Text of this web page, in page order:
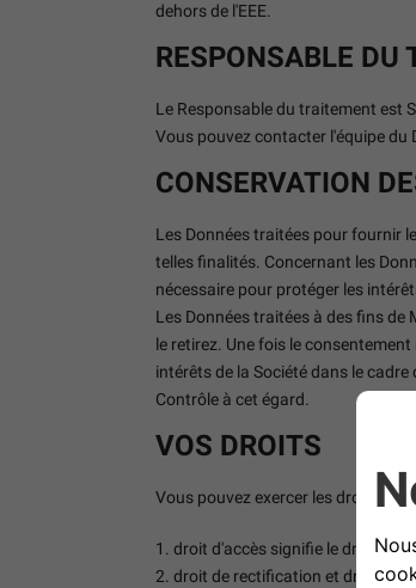
dehors de l'EEE.
RESPONSABLE DU
Le Responsable du traitement est
Vous pouvez contacter l'équipe du
CONSERVATION
Les Données traitées pour fournir
telles finalités. Concernant les
nécessaire pour protéger les
Les Données traitées à des fins
le retirez. Une fois le
intérêts de la Société dans le
Contrôle à cet égard.
VOS DROITS
Vous pouvez exercer les droits
1. droit d'accès signifie le droit
2. droit de rectification et droit à